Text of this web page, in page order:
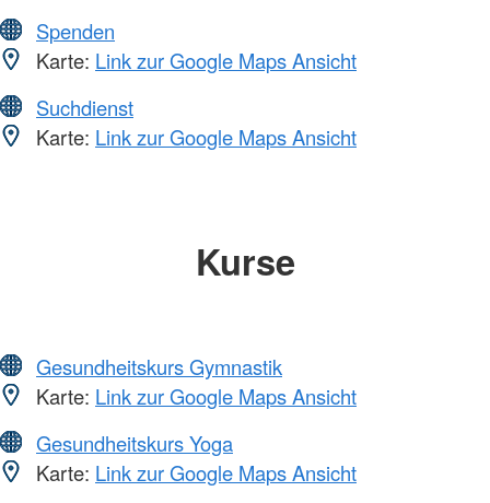
Spenden
Karte: Link zur Google Maps Ansicht
Suchdienst
Karte: Link zur Google Maps Ansicht
Kurse
Gesundheitskurs Gymnastik
Karte: Link zur Google Maps Ansicht
Gesundheitskurs Yoga
Karte: Link zur Google Maps Ansicht